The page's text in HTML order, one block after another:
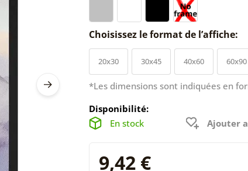
Choisissez le format de l’affiche:
20x30 30x45 40x60 60x90
*Les dimensions sont indiquées en
Disponibilité:
En stock
Ajouter
9,42 €